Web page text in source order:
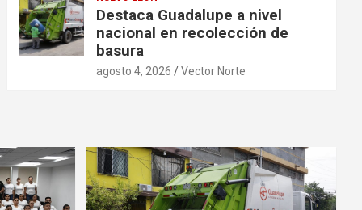
Destaca Guadalupe a nivel
nacional en recolección de
basura
agosto 4, 2026 Vector Norte